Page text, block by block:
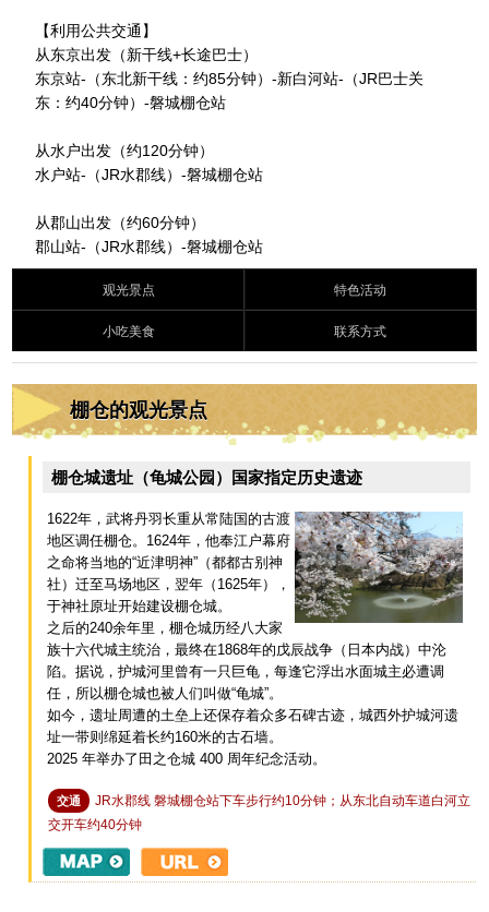
【利用公共交通】
从东京出发（新干线+长途巴士）
东京站-（东北新干线：约85分钟）-新白河站-（JR巴士关
东：约40分钟）-磐城棚仓站
从水户出发（约120分钟）
水户站-（JR水郡线）-磐城棚仓站
从郡山出发（约60分钟）
郡山站-（JR水郡线）-磐城棚仓站
观光景点 特色活动
小吃美食 联系方式
棚仓的观光景点
棚仓城遗址（龟城公园）国家指定历史遗迹
1622年，武将丹羽长重从常陆国的古渡
地区调任棚仓。1624年，他奉江户幕府
之命将当地的“近津明神”（都都古别神
社）迁至马场地区，翌年（1625年），
于神社原址开始建设棚仓城。
之后的240余年里，棚仓城历经八大家
族十六代城主统治，最终在1868年的戊辰战争（日本内战）中沦
陷。据说，护城河里曾有一只巨龟，每逢它浮出水面城主必遭调
任，所以棚仓城也被人们叫做“龟城”。
如今，遗址周遭的土垒上还保存着众多石碑古迹，城西外护城河遗
址一带则绵延着长约160米的古石墙。
2025 年举办了田之仓城 400 周年纪念活动。
交通
JR水郡线 磐城棚仓站下车步行约10分钟；从东北自动车道白河立
交开车约40分钟